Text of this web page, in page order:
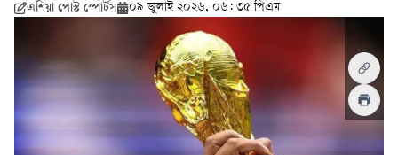
এশিয়া পোস্ট স্পোর্টস ০৯ জুলাই ২০২৬, ০৬: ৩৫ পিএম